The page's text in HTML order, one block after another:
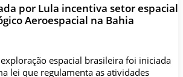
por Lula incentiva setor espacial
Aeroespacial na Bahia
espacial brasileira foi iniciada
lei que regulamenta as atividades